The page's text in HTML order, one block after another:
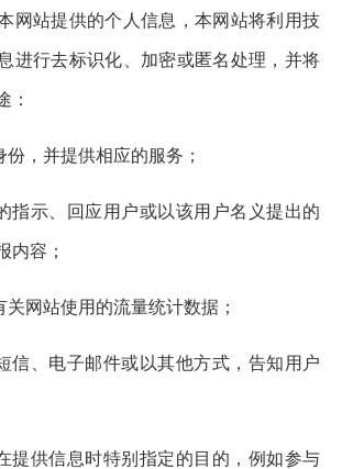
站提供的个人信息，本网站将利用技
进行去标识化、加密或匿名处理，并将
：
，并提供相应的服务；
示、回应用户或以该用户名义提出的
内容；
网站使用的流量统计数据；
、电子邮件或以其他方式，告知用户
供信息时特别指定的目的，例如参与